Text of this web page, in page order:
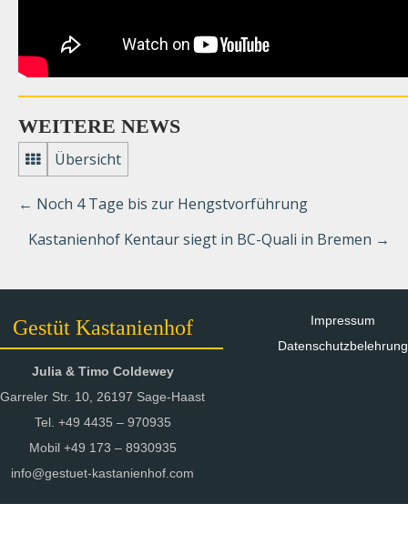
WEITERE NEWS
Übersicht
← Noch 4 Tage bis zur Hengstvorführung
Kastanienhof Kentaur siegt in BC-Quali in Bremen →
Gestüt Kastanienhof
Julia & Timo Coldewey
Garreler Str. 10, 26197 Sage-Haast
Tel. +49 4435 – 970935
Mobil +49 173 – 8930935
info@gestuet-kastanienhof.com
Impressum
Datenschutzbelehrung